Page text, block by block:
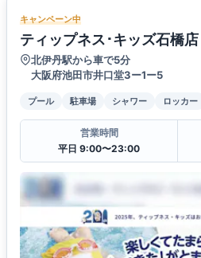
キャンペーン中
ティップネス･キッズ石橋店
北伊丹駅から車で5分
大阪府池田市井口堂3ー1ー5
プール 駐車場 シャワー ロッカー
営業時間
平日 9:00〜23:00